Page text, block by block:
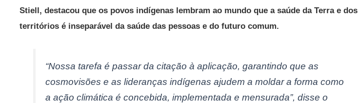
Stiell, destacou que os povos indígenas lembram ao mundo que a saúde da Terra e dos
territórios é inseparável da saúde das pessoas e do futuro comum.
“Nossa tarefa é passar da citação à aplicação, garantindo que as
cosmovisões e as lideranças indígenas ajudem a moldar a forma como
a ação climática é concebida, implementada e mensurada”, disse o